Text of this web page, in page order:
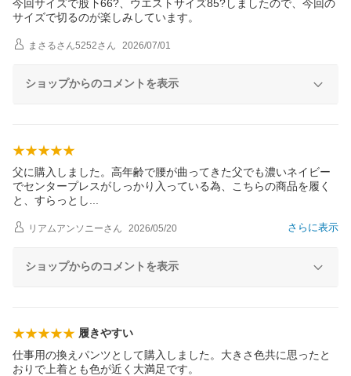
今回サイズで股下66?、ウエストサイズ85?しましたので、今回の
サイズで切るのが楽しみしています。
まさるさん5252さん 2026/07/01
ショップからのコメントを表示
父に購入しました。高年齢で腰が曲ってきた父でも濃いネイビー
でセンタープレスがしっかり入っている為、こちらの商品を履く
と、すらっと し
さらに表示
リアムアンソニーさん 2026/05/20
ショップからのコメントを表示
履きやすい
仕事用の換えパンツとして購入しました。大きさ色共に思ったと
おりで上着とも色が近く大満足です。